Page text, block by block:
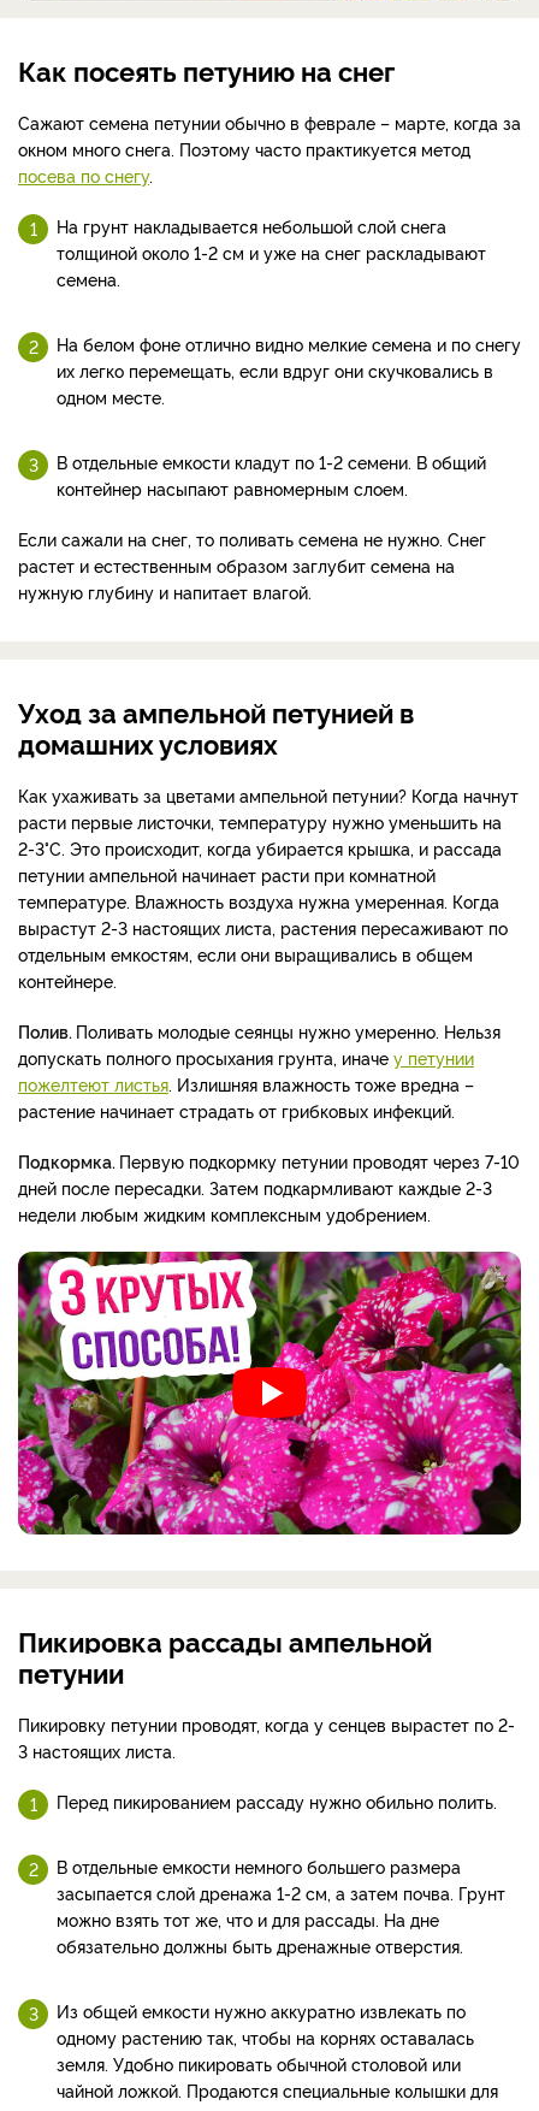
Как посеять петунию на снег
Сажают семена петунии обычно в феврале – марте, когда за
окном много снега. Поэтому часто практикуется метод
посева по снегу.
На грунт накладывается небольшой слой снега
толщиной около 1-2 см и уже на снег раскладывают
семена.
На белом фоне отлично видно мелкие семена и по снегу
их легко перемещать, если вдруг они скучковались в
одном месте.
В отдельные емкости кладут по 1-2 семени. В общий
контейнер насыпают равномерным слоем.
Если сажали на снег, то поливать семена не нужно. Снег
растет и естественным образом заглубит семена на
нужную глубину и напитает влагой.
Уход за ампельной петунией в
домашних условиях
Как ухаживать за цветами ампельной петунии? Когда начнут
расти первые листочки, температуру нужно уменьшить на
2-3°С. Это происходит, когда убирается крышка, и рассада
петунии ампельной начинает расти при комнатной
температуре. Влажность воздуха нужна умеренная. Когда
вырастут 2-3 настоящих листа, растения пересаживают по
отдельным емкостям, если они выращивались в общем
контейнере.
Полив. Поливать молодые сеянцы нужно умеренно. Нельзя
допускать полного просыхания грунта, иначе у петунии
пожелтеют листья . Излишняя влажность тоже вредна –
растение начинает страдать от грибковых инфекций.
Подкормка. Первую подкормку петунии проводят через 7-10
дней после пересадки. Затем подкармливают каждые 2-3
недели любым жидким комплексным удобрением.
Пикировка рассады ампельной
петунии
Пикировку петунии проводят, когда у сенцев вырастет по 2-
3 настоящих листа.
Перед пикированием рассаду нужно обильно полить.
В отдельные емкости немного большего размера
засыпается слой дренажа 1-2 см, а затем почва. Грунт
можно взять тот же, что и для рассады. На дне
обязательно должны быть дренажные отверстия.
Из общей емкости нужно аккуратно извлекать по
одному растению так, чтобы на корнях оставалась
земля. Удобно пикировать обычной столовой или
чайной ложкой. Продаются специальные колышки для